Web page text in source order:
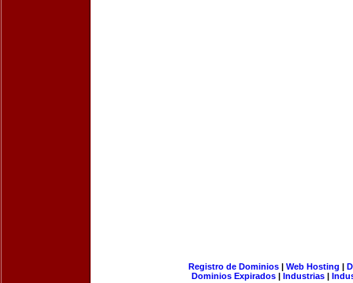
Registro de Dominios| Web Hosting |
Dominios Expirados | Industrias |